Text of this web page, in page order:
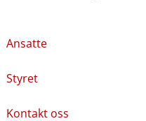
Ansatte
Styret
Kontakt oss